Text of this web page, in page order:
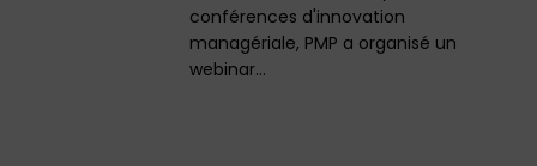
conférences d'innovation
managériale, PMP a organisé un
webinar…